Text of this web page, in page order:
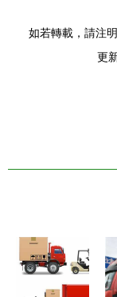
如若轉載，請注
更